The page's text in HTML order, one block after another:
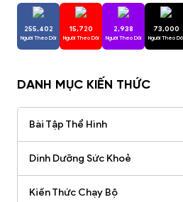
255,402
Người Theo Dõi
15,720
Người Theo Dõi
2,938
Người Theo Dõi
73,000
Người Theo Dõi
DANH MỤC KIẾN THỨC
Bài Tập Thể Hình
Dinh Dưỡng Sức Khoẻ
Kiến Thức Chạy Bộ